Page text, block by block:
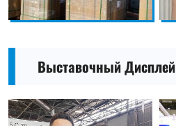
Выставочный Дисплей